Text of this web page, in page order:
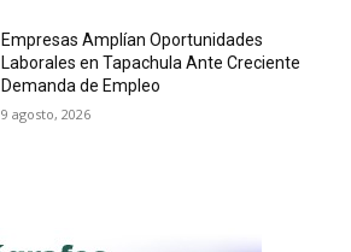
Empresas Amplían Oportunidades
Laborales en Tapachula Ante Creciente
Demanda de Empleo
9 agosto, 2026